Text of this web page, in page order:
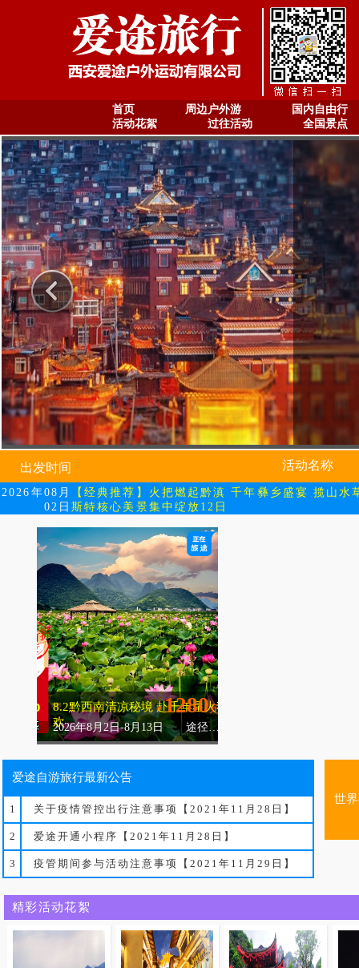
首页 周边户外游
国内自由行
活动花絮
过往活动 全国景点
出发时间 活动名称
2026年08月
02日
【经典推荐】火把燃起黔滇 千年彝乡盛宴 揽山
斯特核心美景集中绽放12日
8.2黔西南清凉秘境 赴千年星火狂
欢
2026年8月2日-8月13日 途径：重庆 贵州 云南
￥1280元
%
爱途自游旅行最新公告
1 关于疫情管控出行注意事项【2021年11月28日】
2 爱途开通小程序【2021年11月28日】
3 疫管期间参与活动注意事项【2021年11月29日】
世
精彩活动花絮
浦厦门摄影
贵川大篷车